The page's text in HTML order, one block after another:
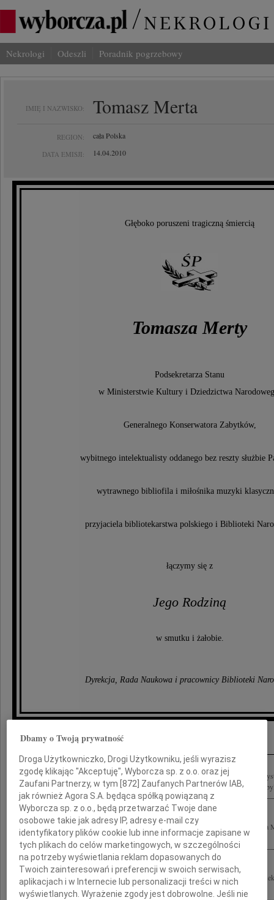
Nekrologi Odeszli Poradnik pogrzebowy
IMIĘ I NAZWISKO: Tomasz Merta
REGION: cała Polska
DATA EMISJI: 14.04.2010
Głęboko poruszeni tragiczną śmiercią
Tomasza Merty
Podsekretarza Stanu
w Ministerstwie Kultury i Dziedzictwa
Generalnego Konserwatora Zabytków,
wybitnego intelektualisty oddanego bez reszty służbie
wytrawnego bibliofila i miłośnika muzyki
przyjaciela bibliotekarstwa polskiego i Biblioteki
łączymy się z
Jego Rodziną
w smutku i żałobie.
Dyrekcja, Rada Naukowa i pracownicy Biblioteki
Z bólem, z głębokim żalem i wielkim współczuciem dla Rodzin pożegnaliśmy
Smoleńskiem, a w naszej pamięci i modlitwie trwają Ci przede wszystkim, którzy
Bezsilni wobec tragicznej śmierci 96 Wspaniałych Polaków Najbliższym Tomasza
Ministerstwie Kultury i Dziedzictwa Narodowego składamy wyrazy głębokiego...
Z wielkim żalem przyjęliśmy wiadomość o tragicznej śmierci Tomasza Merty
Kultury i Dziedzictwa Narodowego Rodzinie i Najbliższym składamy wyrazy...
Dbamy o Twoją prywatność
Droga Użytkowniczko, Drogi Użytkowniku, jeśli wyrazisz
zgodę klikając "Akceptuję", Wyborcza sp. z o.o. oraz jej
Zaufani Partnerzy, w tym [872 ] Zaufanych Partnerów IAB,
jak również Agora S.A. będąca spółką powiązaną z
Wyborcza sp. z o.o., będą przetwarzać Twoje dane
osobowe takie jak adresy IP, adresy e-mail czy
identyfikatory plików cookie lub inne informacje zapisane w
tych plikach do celów marketingowych, w szczególności
na potrzeby wyświetlania reklam dopasowanych do
Twoich zainteresowań i preferencji w swoich serwisach,
aplikacjach i w Internecie lub personalizacji treści w nich
wyświetlanych. Wyrażenie zgody jest dobrowolne. Jeśli nie